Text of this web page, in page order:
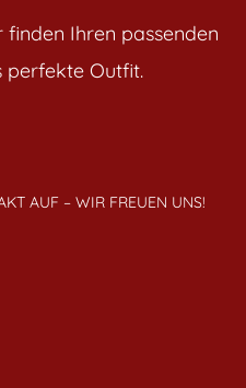
finden Ihren passenden
perfekte Outfit.
AUF – WIR FREUEN UNS!